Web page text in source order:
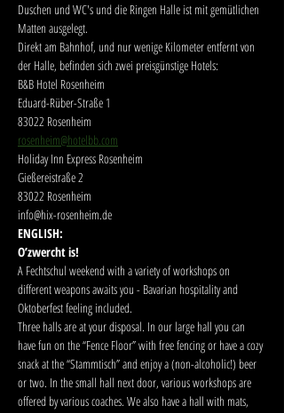
Duschen und WC's und die Ringen Halle ist mit gemütlichen
Matten ausgelegt.
Direkt am Bahnhof, und nur wenige Kilometer entfernt von
der Halle, befinden sich zwei preisgünstige Hotels:
B&B Hotel Rosenheim
Eduard-Rüber-Straße 1
83022 Rosenheim
rosenheim@hotelbb.com
Holiday Inn Express Rosenheim
Gießereistraße 2
83022 Rosenheim
info@hix-rosenheim.de
ENGLISH:
O’zwercht is!
A Fechtschul weekend with a variety of workshops on
different weapons awaits you - Bavarian hospitality and
Oktoberfest feeling included.
Three halls are at your disposal. In our large hall you can
have fun on the “Fence Floor” with free fencing or have a cozy
snack at the “Stammtisch” and enjoy a (non-alcoholic!) beer
or two. In the small hall next door, various workshops are
offered by various coaches. We also have a hall with mats,